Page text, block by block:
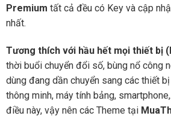
Premium tất cả đều có Key và cập
nhất.
Tương thích với hầu hết mọi thiết bị
thời buổi chuyển đổi số, bùng nổ công
dùng đang dần chuyển sang các thiết
thông minh, máy tính bảng,
điều này, vậy nên các Theme tại